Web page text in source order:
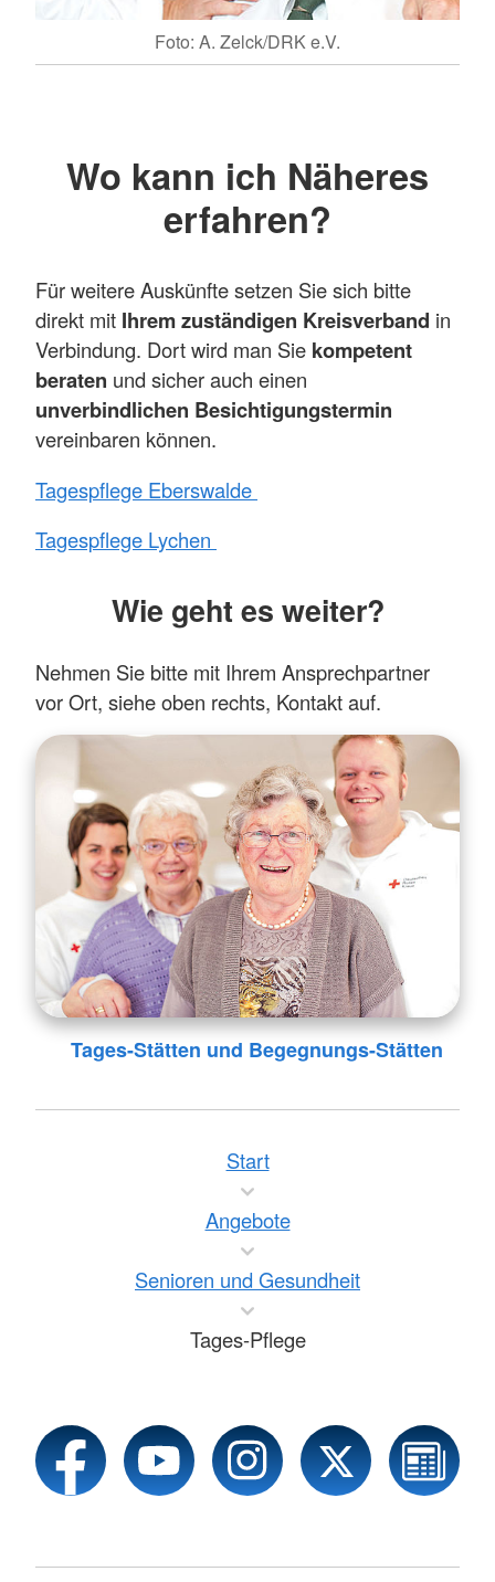
Foto: A. Zelck/DRK e.V.
Wo kann ich Näheres
erfahren?
Für weitere Auskünfte setzen Sie sich bitte
direkt mit Ihrem zuständigen Kreisverband in
Verbindung. Dort wird man Sie kompetent
beraten und sicher auch einen
unverbindlichen Besichtigungstermin
vereinbaren können.
Tagespflege Eberswalde
Tagespflege Lychen
Wie geht es weiter?
Nehmen Sie bitte mit Ihrem Ansprechpartner
vor Ort, siehe oben rechts, Kontakt auf.
Tages-Stätten und Begegnungs-Stätten
Start
Angebote
Senioren und Gesundheit
Tages-Pflege